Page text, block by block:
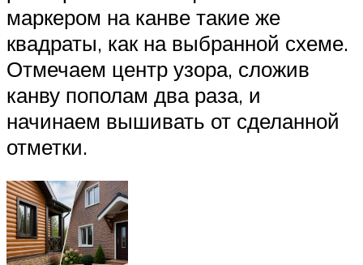
маркером на канве такие же
квадраты, как на выбранной схеме.
Отмечаем центр узора, сложив
канву пополам два раза, и
начинаем вышивать от сделанной
отметки.